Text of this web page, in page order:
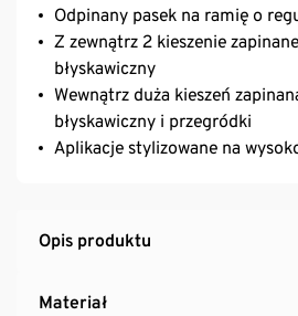
Odpinany pasek na ramię o
Z zewnątrz 2 kieszenie
błyskawiczny
Wewnątrz duża kieszeń
błyskawiczny i przegródki
Aplikacje stylizowane na
Opis produktu
Materiał